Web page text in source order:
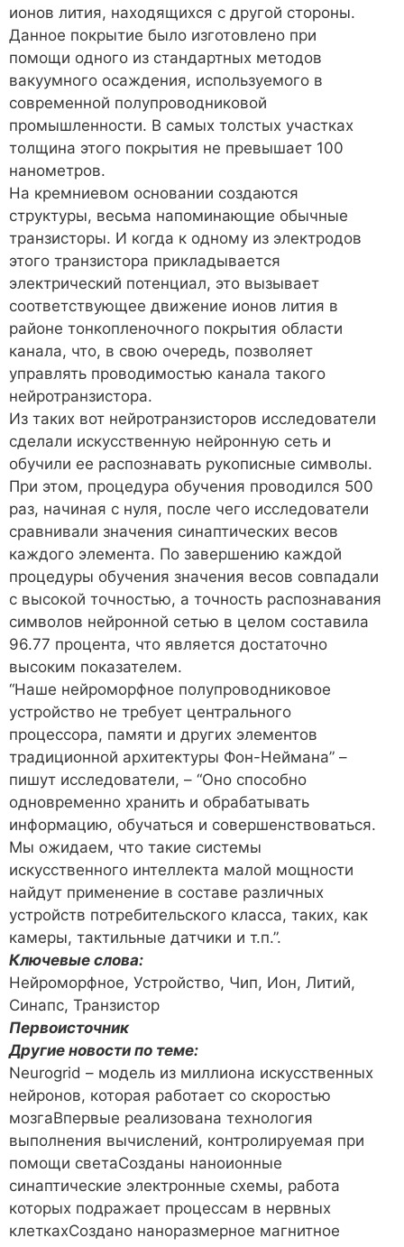
ионов лития, находящихся с другой стороны.
Данное покрытие было изготовлено при
помощи одного из стандартных методов
вакуумного осаждения, используемого в
современной полупроводниковой
промышленности. В самых толстых участках
толщина этого покрытия не превышает 100
нанометров.
На кремниевом основании создаются
структуры, весьма напоминающие обычные
транзисторы. И когда к одному из электродов
этого транзистора прикладывается
электрический потенциал, это вызывает
соответствующее движение ионов лития в
районе тонкопленочного покрытия области
канала, что, в свою очередь, позволяет
управлять проводимостью канала такого
нейротранзистора.
Из таких вот нейротранзисторов исследователи
сделали искусственную нейронную сеть и
обучили ее распознавать рукописные символы.
При этом, процедура обучения проводился 500
раз, начиная с нуля, после чего исследователи
сравнивали значения синаптических весов
каждого элемента. По завершению каждой
процедуры обучения значения весов совпадали
с высокой точностью, а точность распознавания
символов нейронной сетью в целом составила
96.77 процента, что является достаточно
высоким показателем.
“Наше нейроморфное полупроводниковое
устройство не требует центрального
процессора, памяти и других элементов
традиционной архитектуры Фон-Неймана” –
пишут исследователи, – “Оно способно
одновременно хранить и обрабатывать
информацию, обучаться и совершенствоваться.
Мы ожидаем, что такие системы
искусственного интеллекта малой мощности
найдут применение в составе различных
устройств потребительского класса, таких, как
камеры, тактильные датчики и т.п.”.
Ключевые слова:
Нейроморфное, Устройство, Чип, Ион, Литий,
Синапс, Транзистор
Первоисточник
Другие новости по теме:
Neurogrid – модель из миллиона искусственных
нейронов, которая работает со скоростью
мозгаВпервые реализована технология
выполнения вычислений, контролируемая при
помощи светаСозданы наноионные
синаптические электронные схемы, работа
которых подражает процессам в нервных
клеткахСоздано наноразмерное магнитное